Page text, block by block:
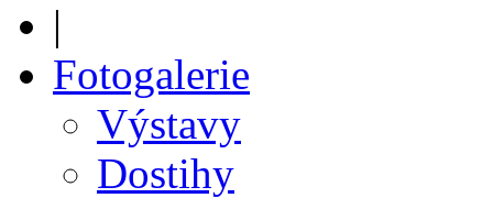
|
Fotogalerie
Výstavy
Dostihy